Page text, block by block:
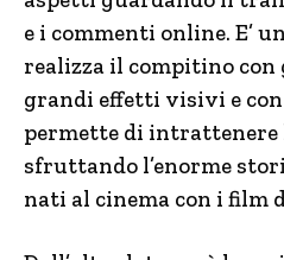
e i commenti online. E’
realizza il compitino con
grandi effetti visivi e
permette di intrattenere
sfruttando l’enorme
nati al cinema con i film